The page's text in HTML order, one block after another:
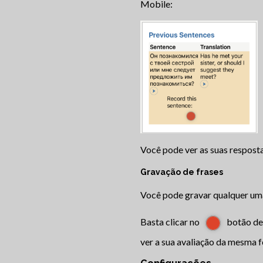
Mobile:
Você pode ver as suas
Gravação de frases
Você pode gravar qualquer
Basta clicar no
botão
ver a sua avaliação da